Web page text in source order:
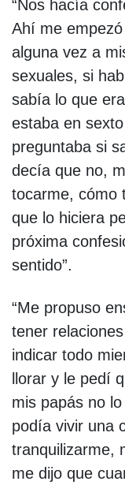
“Nos hacía
Ahí me
alguna vez a
sexuales, si
sabía lo que
estaba en
preguntaba si
decía que no,
tocarme, cómo
que lo hiciera
próxima
sentido”.
“Me propuso
tener
indicar todo
llorar y le pedí
mis papás no
podía vivir una
tranquilizarme,
me dijo que